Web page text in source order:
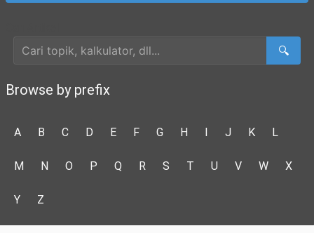
🔍
Browse by prefix
A B C D E F G H I J K L
M N O P Q R S T U V W X
Y Z